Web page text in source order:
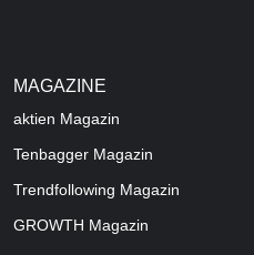
MAGAZINE
aktien Magazin
Tenbagger Magazin
Trendfollowing Magazin
GROWTH Magazin